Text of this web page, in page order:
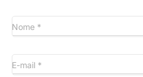
Nome *
E-mail *